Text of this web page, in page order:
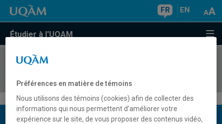
FR EN
Étudier à l'UQAM
COURS//
Description du cours
Préférences en matière de témoins
Nous utilisons des témoins (cookies) afin de collecter des
informations qui nous permettent d’améliorer votre
expérience sur le site, de vous proposer des contenus vidéo,